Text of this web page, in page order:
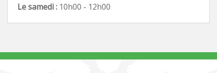
Le samedi : 10h00 - 12h00